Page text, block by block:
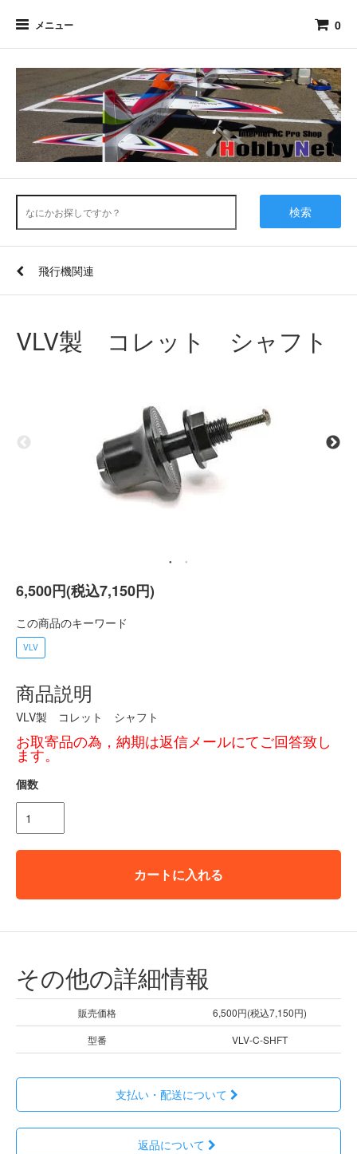
メニュー 0
検索
飛行機関連
VLV製 コレット シャフト
6,500円(税込7,150円)
この商品のキーワード
VLV
商品説明
VLV製 コレット シャフト
お取寄品の為，納期は返信メールにてご回答致し
ます。
個数
カートに入れる
その他の詳細情報
販売価格
6,500円(税込7,150円)
型番
VLV-C-SHFT
支払い・配送について
返品について